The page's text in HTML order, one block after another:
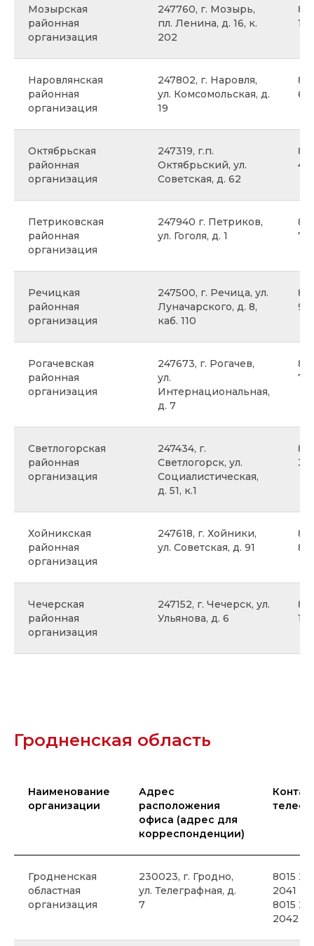
Мозырская
районная
организация
247760, г. Мозырь,
пл. Ленина, д. 16, к.
202
8
13
Наровлянская
районная
организация
247802, г. Наровля,
ул. Комсомольская, д.
19
8
61
Октябрьская
районная
организация
247319, г.п.
Октябрьский, ул.
Советская, д. 62
8
47
Петриковская
районная
организация
247940 г. Петриков,
ул. Гоголя, д. 1
8
70
Речицкая
районная
организация
247500, г. Речица, ул.
Луначарского, д. 8,
каб. 110
8
95
Рогачевская
районная
организация
247673, г. Рогачев,
ул.
Интернациональная,
д. 7
8
78
Светлогорская
районная
организация
247434, г.
Светлогорск, ул.
Социалистическая,
д. 51, к.1
8
30
Хойникская
районная
организация
247618, г. Хойники,
ул. Советская, д. 91
8
80
Чечерская
районная
организация
247152, г. Чечерск, ул.
Ульянова, д. 6
8
18
Гродненская область
Наименование
организации
Адрес
расположения
офиса (адрес для
корреспонденции)
Гродненская
областная
организация
230023, г. Гродно,
ул. Телеграфная, д.
7
8015
2041
8015
2042